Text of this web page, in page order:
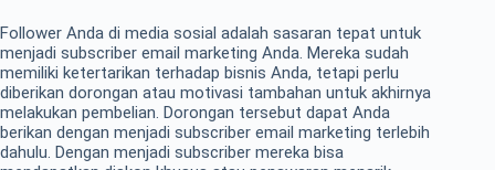
Follower Anda di media sosial adalah sasaran tepat untuk
menjadi subscriber email marketing Anda. Mereka sudah
memiliki ketertarikan terhadap bisnis Anda, tetapi perlu
diberikan dorongan atau motivasi tambahan untuk akhirnya
melakukan pembelian. Dorongan tersebut dapat Anda
berikan dengan menjadi subscriber email marketing terlebih
dahulu. Dengan menjadi subscriber mereka bisa